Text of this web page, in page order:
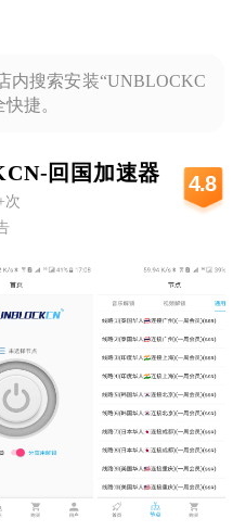
内搜索安装“UNBLOCKC
捷。
回国加速器
次
4.8